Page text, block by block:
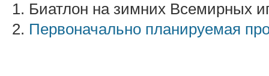
1. Биатлон на зимних Всемирных
2. Первоначально планируемая